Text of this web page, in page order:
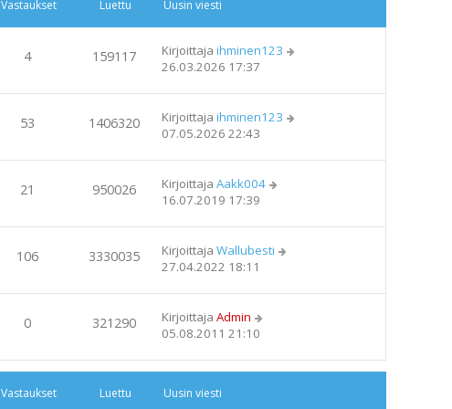
Vastaukset Luettu Uusin viesti
4 159117 Kirjoittaja ihminen123
26.03.2026 17:37
53 1406320 Kirjoittaja ihminen123
07.05.2026 22:43
21 950026 Kirjoittaja Aakk004
16.07.2019 17:39
106 3330035 Kirjoittaja Wallubesti
27.04.2022 18:11
0 321290 Kirjoittaja Admin
05.08.2011 21:10
Vastaukset Luettu Uusin viesti